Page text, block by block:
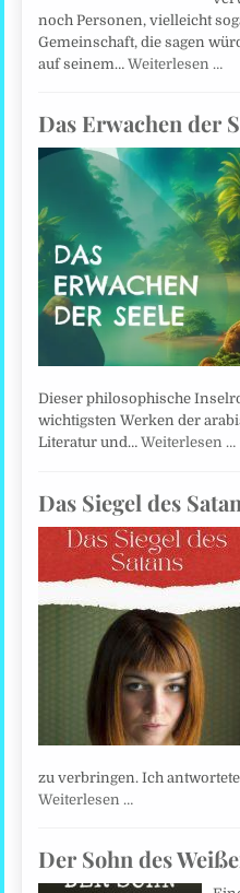
noch Personen, vielleicht
Gemeinschaft, die sagen
auf seinem…Weiterlesen …
Das Erwachen der
Dieser philosophische
wichtigsten Werken der
Literatur und…Weiterlesen …
Das Siegel des
zu verbringen. Ich
Weiterlesen …
Der Sohn des